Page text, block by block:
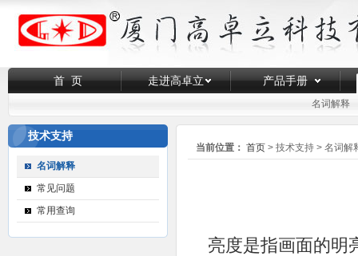
首 页 走进高卓立 产品手册
名词解释
技术支持
名词解释
常见问题
常用查询
当前位置： 首页 > 技术支持 > 名词解
亮度是指画面的明